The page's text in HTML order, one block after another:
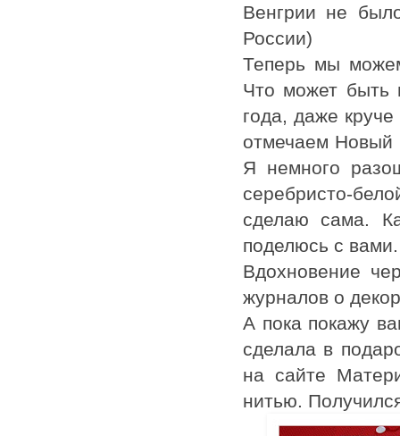
Венгрии не
России)
Теперь мы
Что может быть
года, даже
отмечаем
Я немного
серебристо-
сделаю сама.
поделюсь с
Вдохновение
журналов о
А пока покажу
сделала в
на сайте
нитью.